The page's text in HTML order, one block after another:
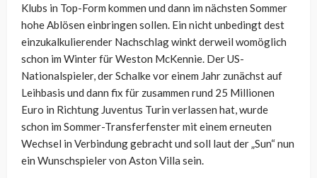
Klubs in Top-Form kommen und dann im nächsten Sommer
hohe Ablösen einbringen sollen. Ein nicht unbedingt dest
einzukalkulierender Nachschlag winkt derweil womöglich
schon im Winter für Weston McKennie. Der US-
Nationalspieler, der Schalke vor einem Jahr zunächst auf
Leihbasis und dann fix für zusammen rund 25 Millionen
Euro in Richtung Juventus Turin verlassen hat, wurde
schon im Sommer-Transferfenster mit einem erneuten
Wechsel in Verbindung gebracht und soll laut der „Sun“ nun
ein Wunschspieler von Aston Villa sein.